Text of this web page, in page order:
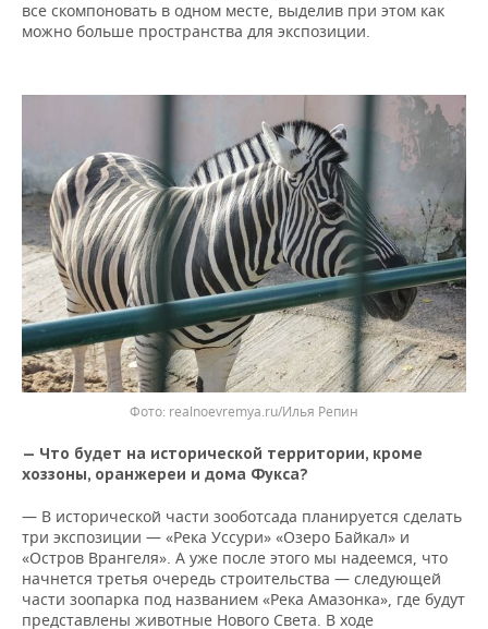
все скомпоновать в одном месте, выделив при этом как
можно больше пространства для экспозиции.
realnoevremya.ru/Илья Репин
— Что будет на исторической территории, кроме
хоззоны, оранжереи и дома Фукса?
— В исторической части зооботсада планируется сделать
три экспозиции — «Река Уссури» «Озеро Байкал» и
«Остров Врангеля». А уже после этого мы надеемся, что
начнется третья очередь строительства — следующей
части зоопарка под названием «Река Амазонка», где будут
представлены животные Нового Света. В ходе